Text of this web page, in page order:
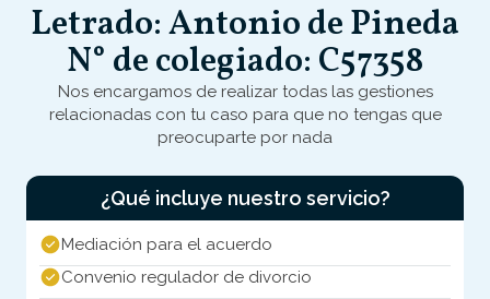
Letrado: Antonio de Pineda
N° de colegiado: C57358
Nos encargamos de realizar todas las gestiones
relacionadas con tu caso para que no tengas que
preocuparte por nada
¿Qué incluye nuestro servicio?
Mediación para el acuerdo
Convenio regulador de divorcio